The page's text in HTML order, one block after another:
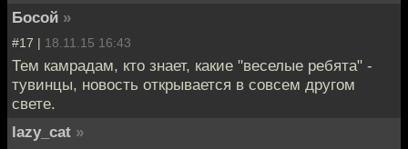
Босой »
#17 | 18.11.15 16:43
Тем камрадам, кто знает, какие "веселые ребята" -
тувинцы, новость открывается в совсем другом
свете.
lazy_cat »